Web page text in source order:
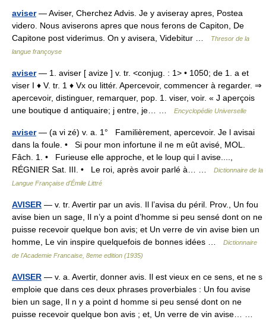
aviser— Aviser, Cherchez Advis. Je y aviseray apres, Postea
videro. Nous aviserons apres que nous ferons de Capiton, De
Capitone post viderimus. On y avisera, Videbitur …
Thresor de la
langue françoyse
aviser— 1. aviser [ avize ] v. tr. <conjug. : 1> • 1050; de 1. a et
viser I ♦ V. tr. 1 ♦ Vx ou littér. Apercevoir, commencer à regarder. ⇒
apercevoir, distinguer, remarquer, pop. 1. viser, voir. « J aperçois
une boutique d antiquaire; j entre, je… …
Encyclopédie Universelle
aviser— (a vi zé) v. a. 1° Familièrement, apercevoir. Je l avisai
dans la foule. • Si pour mon infortune il ne m eût avisé, MOL.
Fâch. 1. • Furieuse elle approche, et le loup qui l avise....,
RÉGNIER Sat. III. • Le roi, après avoir parlé à… …
Dictionnaire de la
Langue Française d'Émile Littré
AVISER — v. tr. Avertir par un avis. Il l’avisa du péril. Prov., Un fou
avise bien un sage, Il n’y a point d’homme si peu sensé dont on ne
puisse recevoir quelque bon avis; et Un verre de vin avise bien un
homme, Le vin inspire quelquefois de bonnes idées …
Dictionnaire
de l'Academie Francaise, 8eme edition (1935)
AVISER — v. a. Avertir, donner avis. Il est vieux en ce sens, et ne s
emploie que dans ces deux phrases proverbiales : Un fou avise
bien un sage, Il n y a point d homme si peu sensé dont on ne
puisse recevoir quelque bon avis ; et, Un verre de vin avise… …